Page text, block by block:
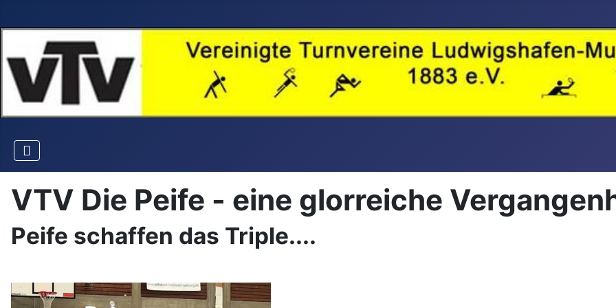
VTV Die Peife - eine glorreiche
Peife schaffen das Triple....